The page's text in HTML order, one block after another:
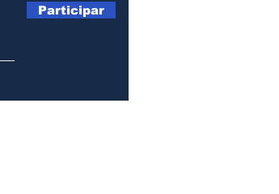
Participar